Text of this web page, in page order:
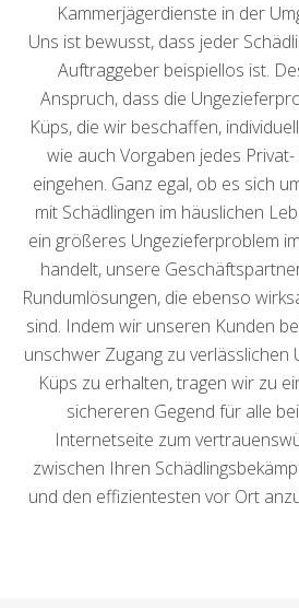
Kammerjägerdienste in der
Uns ist bewusst, dass jeder
Auftraggeber beispiellos ist.
Anspruch, dass die
Küps, die wir beschaffen,
wie auch Vorgaben jedes
eingehen. Ganz egal, ob es sich
mit Schädlingen im häuslichen
ein größeres Ungezieferproblem
handelt, unsere
Rundumlösungen, die ebenso
sind. Indem wir unseren Kunden
unschwer Zugang zu verlässlichen
Küps zu erhalten, tragen wir zu
sichereren Gegend für alle
Internetseite zum
zwischen Ihren
und den effizientesten vor Ort